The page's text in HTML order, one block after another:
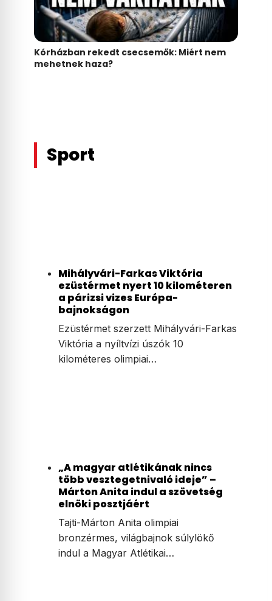
Kórházban rekedt csecsemők: Miért nem
mehetnek haza?
Sport
Mihályvári-Farkas Viktória
ezüstérmet nyert 10 kilométeren
a párizsi vizes Európa-
bajnokságon
Ezüstérmet szerzett Mihályvári-Farkas
Viktória a nyíltvízi úszók 10
kilométeres olimpiai…
„A magyar atlétikának nincs
több vesztegetnivaló ideje” –
Márton Anita indul a szövetség
elnöki posztjáért
Tajti-Márton Anita olimpiai
bronzérmes, világbajnok súlylökő
indul a Magyar Atlétikai…